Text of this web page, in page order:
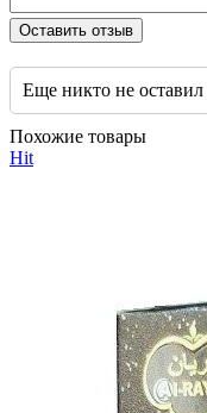
Оставить отзыв
Еще никто не
Похожие товары
Hit